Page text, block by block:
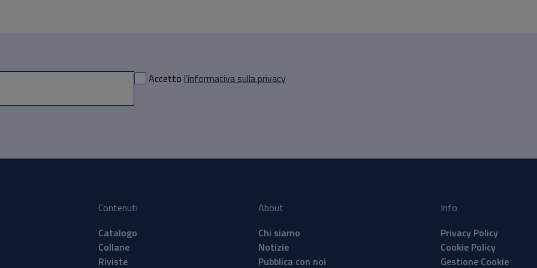
Accetto l'informativa sulla privacy
Contenuti
Catalogo
Collane
Riviste
About
Chi siamo
Notizie
Pubblica con noi
Info
Privacy Policy
Cookie Policy
Gestione Cookie